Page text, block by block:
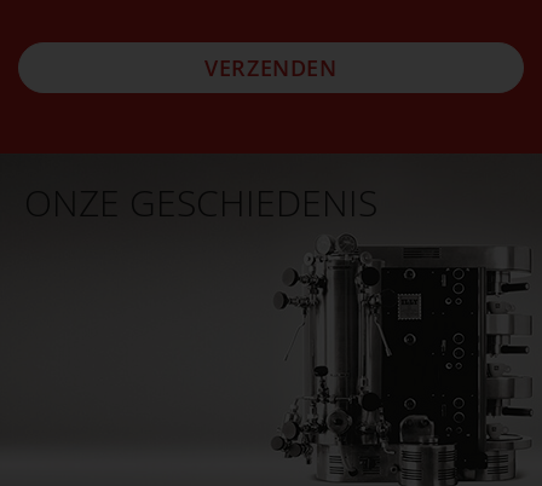
VERZENDEN
ONZE GESCHIEDENIS